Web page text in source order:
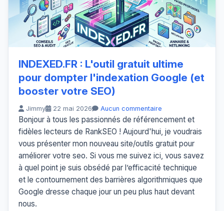
INDEXED.FR : L'outil gratuit ultime
pour dompter l'indexation Google (et
booster votre SEO)
Jimmy 22 mai 2026 Aucun commentaire
Bonjour à tous les passionnés de référencement et
fidèles lecteurs de RankSEO ! Aujourd'hui, je voudrais
vous présenter mon nouveau site/outils gratuit pour
améliorer votre seo. Si vous me suivez ici, vous savez
à quel point je suis obsédé par l’efficacité technique
et le contournement des barrières algorithmiques que
Google dresse chaque jour un peu plus haut devant
nous.